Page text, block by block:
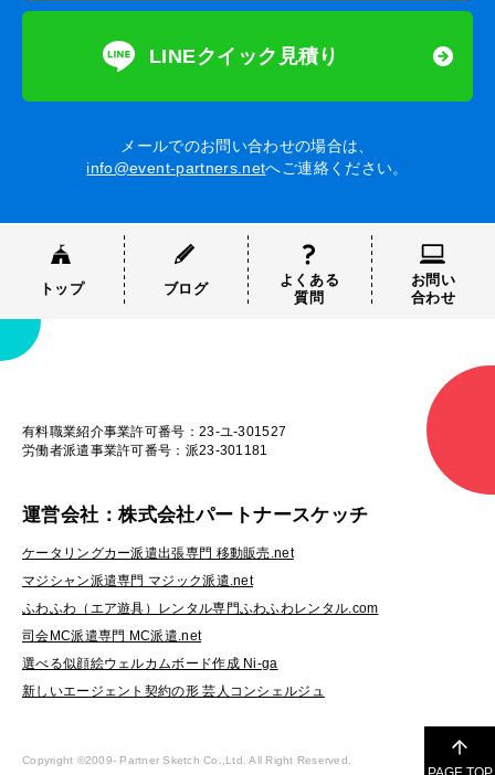
LINEクイック見積り
メールでのお問い合わせの場合は、
info@event-partners.netへご連絡ください。
トップ ブログ
よくある
質問
お問い
合わせ
有料職業紹介事業許可番号：23-ユ-301527
労働者派遣事業許可番号：派23-301181
運営会社：株式会社パートナースケッチ
ケータリングカー派遣出張専門 移動販売.net
マジシャン派遣専門 マジック派遣.net
ふわふわ（エア遊具）レンタル専門ふわふわレンタル.com
司会MC派遣専門 MC派遣.net
選べる似顔絵ウェルカムボード作成 Ni-ga
新しいエージェント契約の形 芸人コンシェルジュ
Copyright ©2009- Partner Sketch Co.,Ltd. All Right Reserved.